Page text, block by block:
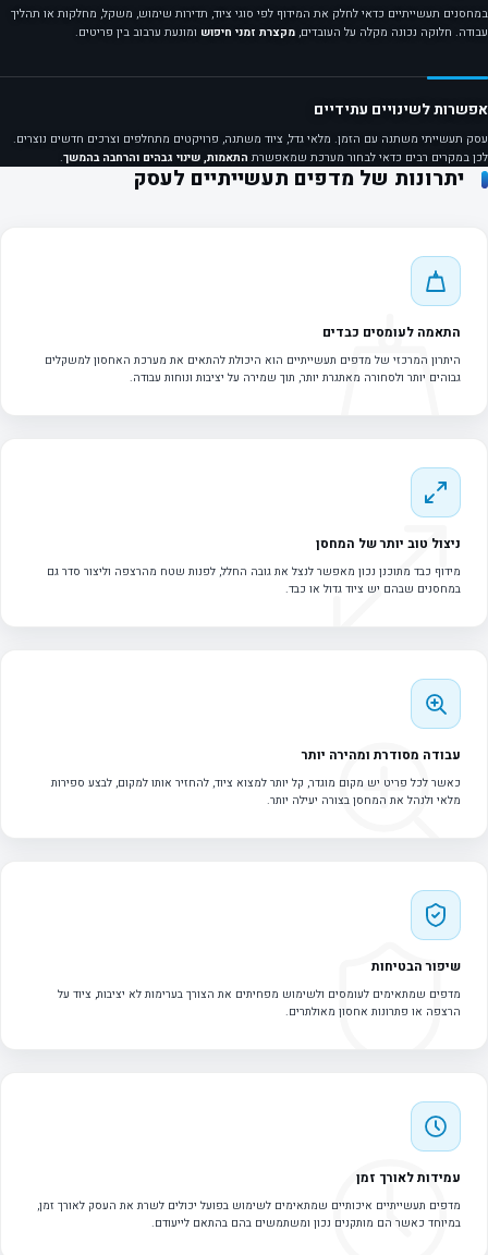
במחסנים תעשייתיים כדאי לחלק את המידוף לפי סוגי ציוד, תדירות שימוש, משקל, מחלקות או תהליך
עבודה. חלוקה נכונה מקלה על העובדים, מקצרת זמני חיפוש ומונעת ערבוב בין פריטים.
אפשרות לשינויים עתידיים
עסק תעשייתי משתנה עם הזמן. מלאי גדל, ציוד משתנה, פרויקטים מתחלפים וצרכים חדשים נוצרים.
לכן במקרים רבים כדאי לבחור מערכת שמאפשרת התאמות, שינוי גבהים והרחבה בהמשך.
יתרונות של מדפים תעשייתיים לעסק
התאמה לעומסים כבדים
היתרון המרכזי של מדפים תעשייתיים הוא היכולת להתאים את מערכת האחסון למשקלים
גבוהים יותר ולסחורה מאתגרת יותר, תוך שמירה על יציבות ונוחות עבודה.
ניצול טוב יותר של המחסן
מידוף כבד מתוכנן נכון מאפשר לנצל את גובה החלל, לפנות שטח מהרצפה וליצור סדר גם
במחסנים שבהם יש ציוד גדול או כבד.
עבודה מסודרת ומהירה יותר
כאשר לכל פריט יש מקום מוגדר, קל יותר למצוא ציוד, להחזיר אותו למקום, לבצע ספירות
מלאי ולנהל את המחסן בצורה יעילה יותר.
שיפור הבטיחות
מדפים שמתאימים לעומסים ולשימוש מפחיתים את הצורך בערימות לא יציבות, ציוד על
הרצפה או פתרונות אחסון מאולתרים.
עמידות לאורך זמן
מדפים תעשייתיים איכותיים שמתאימים לשימוש בפועל יכולים לשרת את העסק לאורך זמן,
במיוחד כאשר הם מותקנים נכון ומשתמשים בהם בהתאם לייעודם.